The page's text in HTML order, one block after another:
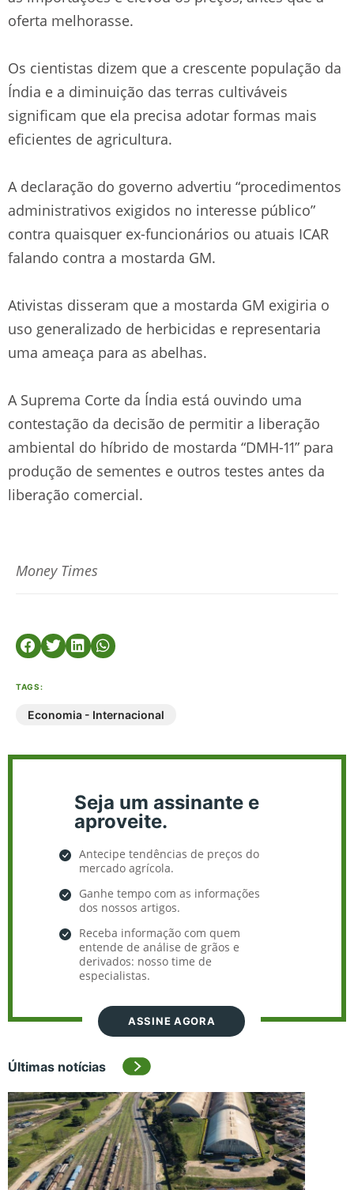
oferta melhorasse.
Os cientistas dizem que a crescente população da
Índia e a diminuição das terras cultiváveis
significam que ela precisa adotar formas mais
eficientes de agricultura.
A declaração do governo advertiu “procedimentos
administrativos exigidos no interesse público”
contra quaisquer ex-funcionários ou atuais ICAR
falando contra a mostarda GM.
Ativistas disseram que a mostarda GM exigiria o
uso generalizado de herbicidas e representaria
uma ameaça para as abelhas.
A Suprema Corte da Índia está ouvindo uma
contestação da decisão de permitir a liberação
ambiental do híbrido de mostarda “DMH-11” para
produção de sementes e outros testes antes da
liberação comercial.
Money Times
TAGS:
Economia - Internacional
Seja um assinante e
aproveite.
Antecipe tendências de preços do
mercado agrícola.
Ganhe tempo com as informações
dos nossos artigos.
Receba informação com quem
entende de análise de grãos e
derivados: nosso time de
especialistas.
ASSINE AGORA
Últimas notícias